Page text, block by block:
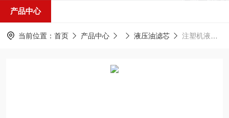
产品中心
当前位置： 首页 产品中心 液压油滤芯 注塑机液压系统专用油滤芯FPMEF05S10N